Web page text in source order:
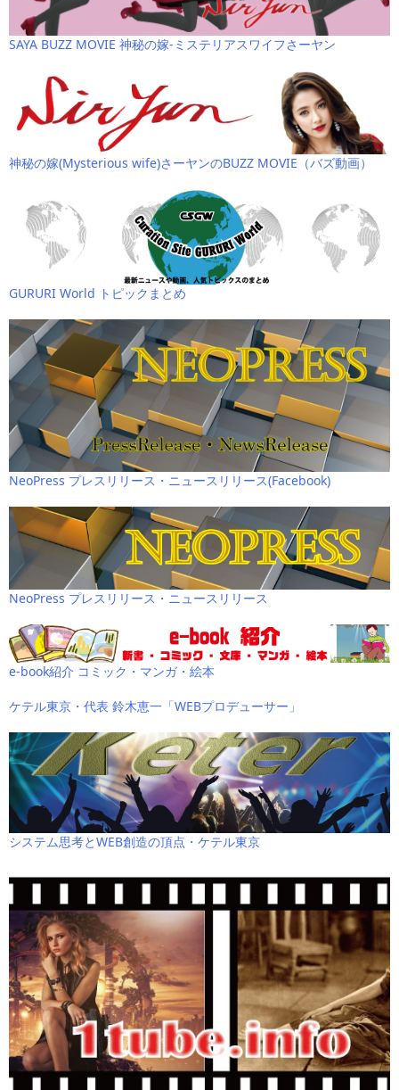
SAYA BUZZ MOVIE 神秘の嫁-ミステリアスワイフさーヤン
神秘の嫁(Mysterious wife)さーヤンのBUZZ MOVIE（バズ動画）
GURURI World トピックまとめ
NeoPress プレスリリース・ニュースリリース(Facebook)
NeoPress プレスリリース・ニュースリリース
e-book紹介 コミック・マンガ・絵本
ケテル東京・代表 鈴木恵一「WEBプロデューサー」
システム思考とWEB創造の頂点・ケテル東京